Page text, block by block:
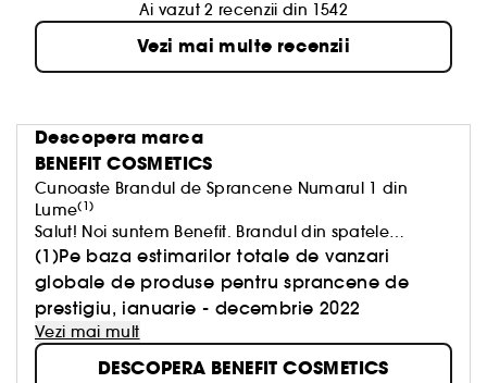
Ai vazut 2 recenzii din 1542
Vezi mai multe recenzii
Descopera marca
BENEFIT COSMETICS
Cunoaste Brandul de Sprancene Numarul 1 din
Lume(1)
Salut! Noi suntem Benefit. Brandul din spatele
produselor Benetint, The POREfessional, BADgal
BANG! si probabil cel putin unul dintre produsele
pentru sprancene din portfardul tau.
Credem că frumusetea ar trebui sa ne faca sa ne
simtim bine. Pentru ca a te simti bine este
intotdeauna un look reusit.
(1)Pe baza estimarilor totale de vanzari
globale de produse pentru sprancene de
prestigiu, ianuarie - decembrie 2022
Vezi mai mult
DESCOPERA BENEFIT COSMETICS